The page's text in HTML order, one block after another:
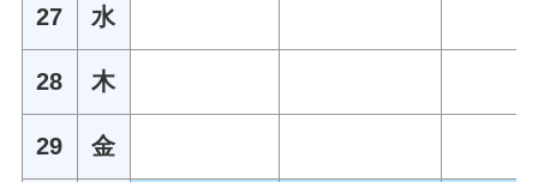
27 水
28 木
29 金